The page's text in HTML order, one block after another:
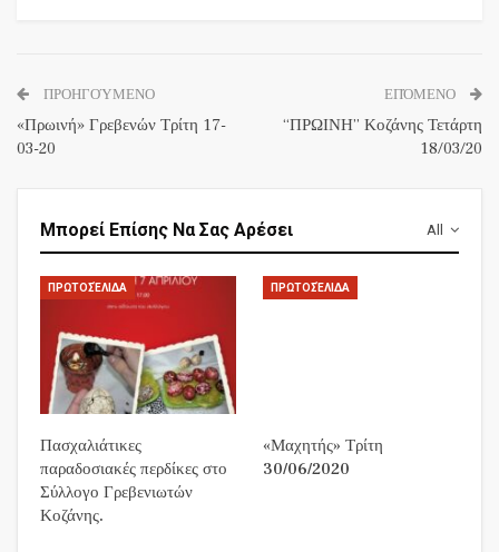
ΠΡΟΗΓΟΎΜΕΝΟ
«Πρωινή» Γρεβενών Τρίτη 17-
03-20
ΕΠΌΜΕΝΟ
“ΠΡΩΙΝΗ” Κοζάνης Τετάρτη
18/03/20
All
Μπορεί Επίσης Να Σας Αρέσει
ΠΡΩΤΟΣΈΛΙΔΑ
Πασχαλιάτικες
παραδοσιακές περδίκες στο
Σύλλογο Γρεβενιωτών
Κοζάνης.
ΠΡΩΤΟΣΈΛΙΔΑ
«Μαχητής» Τρίτη
30/06/2020